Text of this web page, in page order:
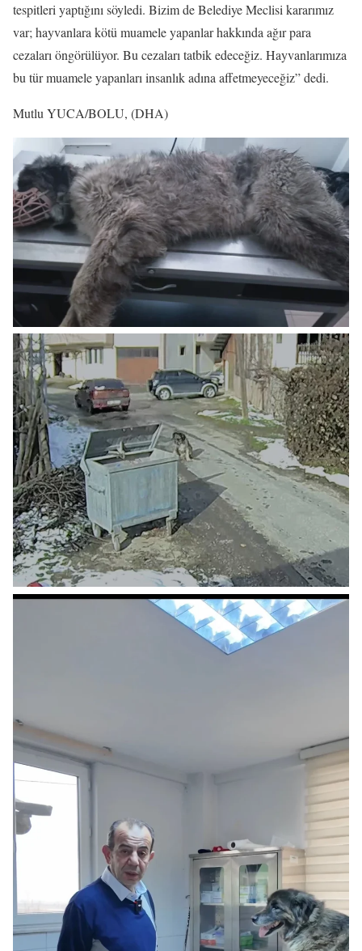
tespitleri yaptığını söyledi. Bizim de Belediye Meclisi kararımız
var; hayvanlara kötü muamele yapanlar hakkında ağır para
cezaları öngörülüyor. Bu cezaları tatbik edeceğiz. Hayvanlarımıza
bu tür muamele yapanları insanlık adına affetmeyeceğiz” dedi.
Mutlu YUCA/BOLU, (DHA)